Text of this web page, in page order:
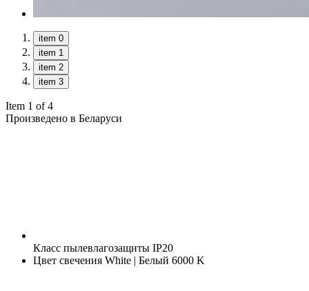
item 0
item 1
item 2
item 3
Item 1 of 4
Произведено в Беларуси
Класс пылевлагозащиты IP20
Цвет свечения White | Белый 6000 K